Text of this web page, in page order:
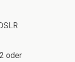
oder